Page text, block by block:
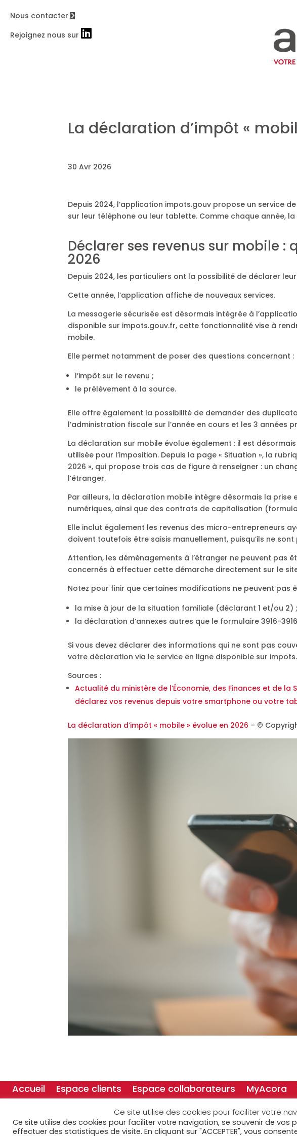
Nous contacter
Rejoignez nous sur
La déclaration d’impôt «
30 Avr 2026
Depuis 2024, l’application impots.gouv propose un service
sur leur téléphone ou leur tablette. Comme chaque année,
Déclarer ses revenus sur mobile
2026
Depuis 2024, les particuliers ont la possibilité de déclarer
Cette année, l’application affiche de nouveaux services.
La messagerie sécurisée est désormais intégrée à
disponible sur impots.gouv.fr, cette fonctionnalité vise à
mobile.
Elle permet notamment de poser des questions concernant :
l’impôt sur le revenu ;
le prélèvement à la source.
Elle offre également la possibilité de demander des
l’administration fiscale sur l’année en cours et les 3 années
La déclaration sur mobile évolue également : il est
utilisée pour l’imposition. Depuis la page « Situation », la
2026 », qui propose trois cas de figure à renseigner : un
l’étranger.
Par ailleurs, la déclaration mobile intègre désormais la
numériques, ainsi que des contrats de capitalisation
Elle inclut également les revenus des micro-entrepreneurs
doivent toutefois être saisis manuellement, puisqu’ils ne
Attention, les déménagements à l’étranger ne peuvent pas
concernés à effectuer cette démarche directement sur le
Notez pour finir que certaines modifications ne peuvent
la mise à jour de la situation familiale (déclarant 1 et/ou 2) ;
la déclaration d’annexes autres que le formulaire 3916-
Si vous devez déclarer des informations qui ne sont pas
votre déclaration via le service en ligne disponible sur
Sources :
Actualité du ministère de l’Économie, des Finances et de
déclarez vos revenus depuis votre smartphone ou votre
La déclaration d’impôt « mobile » évolue en 2026 – ©
Accueil Espace clients Espace collaborateurs MyAcora
Ce site utilise des cookies pour faciliter votre
Ce site utilise des cookies pour faciliter votre navigation, se souvenir de vos
effectuer des statistiques de visite. En cliquant sur "ACCEPTER", vous